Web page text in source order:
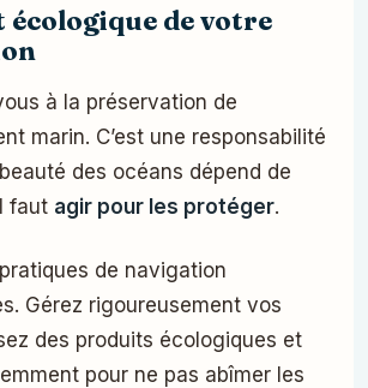
écologique de votre
à la préservation de
marin. C’est une responsabilité
des océans dépend de
faut agir pour les protéger.
de navigation
Gérez rigoureusement vos
des produits écologiques et
pour ne pas abîmer les